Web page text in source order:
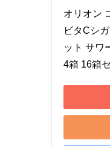
オリオン
ビタCシ
ット サワ
4箱 16箱